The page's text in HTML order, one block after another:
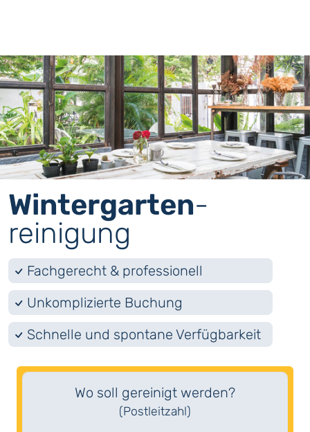
Wintergarten­
reinigung
Fachgerecht & professionell
Unkomplizierte Buchung
Schnelle und spontane Verfügbarkeit
Wo soll gereinigt werden?
(Postleitzahl)